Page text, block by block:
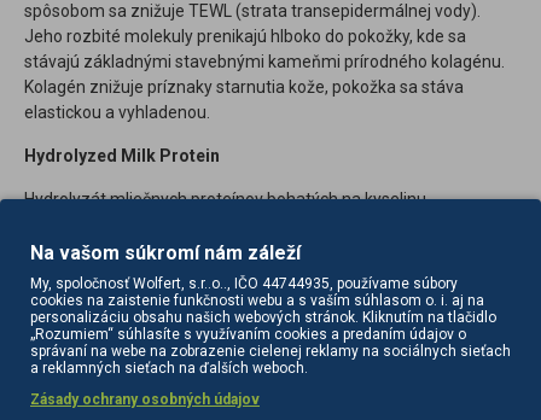
spôsobom sa znižuje TEWL (strata transepidermálnej vody).
Jeho rozbité molekuly prenikajú hlboko do pokožky, kde sa
stávajú základnými stavebnými kameňmi prírodného kolagénu.
Kolagén znižuje príznaky starnutia kože, pokožka sa stáva
elastickou a vyhladenou.
Hydrolyzed Milk Protein
Hydrolyzát mliečnych proteínov bohatých na kyselinu
účinky. Zadržiava vodu v koži, aby sa zabránilo nadmernému
vysychaniu. Posilňuje lipidovú vrstvu pokožky.
Panthenol
Panthenol, provitamín B5. Vitamín B sa nachádza v každej živej
urýchľuje regeneráciu pokožky. Dáva pleti pocit hladkej pokožky.
Na vašom súkromí nám záleží
My, spoločnosť Wolfert, s.r..o.., IČO 44744935, používame súbory
cookies na zaistenie funkčnosti webu a s vaším súhlasom o. i. aj na
personalizáciu obsahu našich webových stránok. Kliknutím na tlačidlo
„Rozumiem“ súhlasíte s využívaním cookies a predaním údajov o
správaní na webe na zobrazenie cielenej reklamy na sociálnych sieťach
a reklamných sieťach na ďalších weboch.
Zásady ochrany osobných údajov